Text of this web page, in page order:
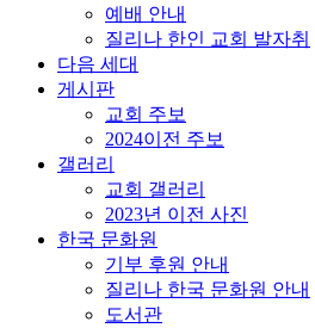
예배 안내
질리나 한인 교회 발자취
다음 세대
게시판
교회 주보
2024이전 주보
갤러리
교회 갤러리
2023년 이전 사진
한국 문화원
기부 후원 안내
질리나 한국 문화원 안내
도서관